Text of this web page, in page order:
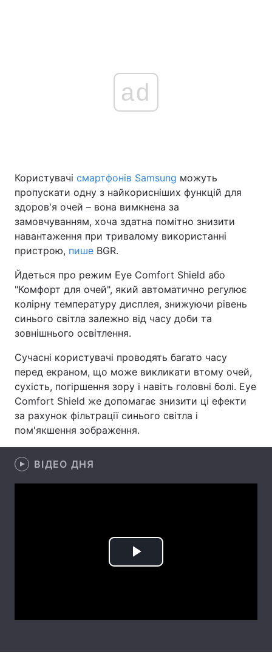
Україна Політика
Економіка Світ
Спорт
Техно і зв'язок Лайт
Зброя Інциденти
Туризм
Цікавинки Погода
Екологія
Лонгріди
Інтерв'ю
ad
Користувачі смартфонів Samsung можуть
пропускати одну з найкорисніших функцій для
здоров'я очей – вона вимкнена за
замовчуванням, хоча здатна помітно знизити
навантаження при тривалому використанні
пристрою, пише BGR.
Йдеться про режим Eye Comfort Shield або
"Комфорт для очей", який автоматично регулює
колірну температуру дисплея, знижуючи рівень
синього світла залежно від часу доби та
зовнішнього освітлення.
Сучасні користувачі проводять багато часу
перед екраном, що може викликати втому очей,
сухість, погіршення зору і навіть головні болі. Eye
Comfort Shield же допомагає знизити ці ефекти
за рахунок фільтрації синього світла і
пом'якшення зображення.
ВІДЕО ДНЯ
Play